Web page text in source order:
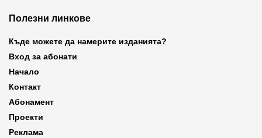
Полезни линкове
Къде можете да намерите изданията?
Вход за абонати
Начало
Контакт
Абонамент
Проекти
Реклама